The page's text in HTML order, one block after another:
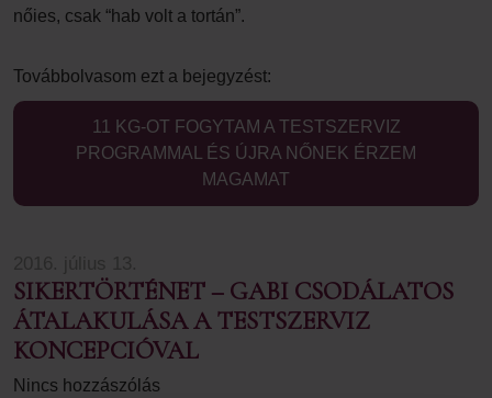
nőies, csak “hab volt a tortán”.
Továbbolvasom ezt a bejegyzést:
11 KG-OT FOGYTAM A TESTSZERVIZ
PROGRAMMAL ÉS ÚJRA NŐNEK ÉRZEM
MAGAMAT
SIKERTÖRTÉNET – GABI CSODÁLATOS
ÁTALAKULÁSA A TESTSZERVIZ
KONCEPCIÓVAL
Nincs hozzászólás